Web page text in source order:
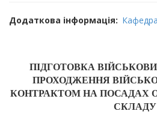
Додаткова інформація Кафедра
ПІДГОТОВКА
ПРОХОДЖЕННЯ
КОНТРАКТОМ НА ПОСАДАХ
СКЛАДУ